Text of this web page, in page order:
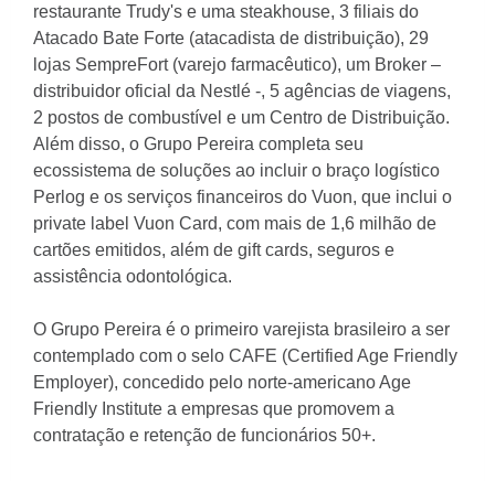
restaurante Trudy's e uma steakhouse, 3 filiais do
Atacado Bate Forte (atacadista de distribuição), 29
lojas SempreFort (varejo farmacêutico), um Broker –
distribuidor oficial da Nestlé -, 5 agências de viagens,
2 postos de combustível e um Centro de Distribuição.
Além disso, o Grupo Pereira completa seu
ecossistema de soluções ao incluir o braço logístico
Perlog e os serviços financeiros do Vuon, que inclui o
private label Vuon Card, com mais de 1,6 milhão de
cartões emitidos, além de gift cards, seguros e
assistência odontológica.
O Grupo Pereira é o primeiro varejista brasileiro a ser
contemplado com o selo CAFE (Certified Age Friendly
Employer), concedido pelo norte-americano Age
Friendly Institute a empresas que promovem a
contratação e retenção de funcionários 50+.